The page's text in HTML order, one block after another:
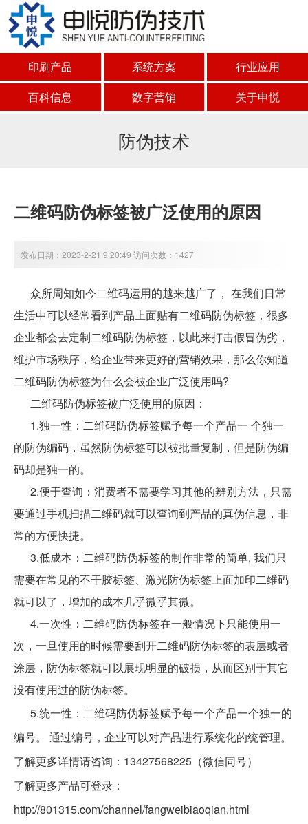
印刷产品 系统方案
行业应用
百科信息
数字营销 关于申悦
防伪技术
二维码防伪标签被广泛使用的原因
发布日期：2023-2-21 9:20:49 访问次数：1427
众所周知如今二维码运用的越来越广了， 在我们日常
生活中可以经常看到产品上面贴有二维码防伪标签，很多
企业都会去定制二维码防伪标签，以此来打击假冒伪劣，
维护市场秩序，给企业带来更好的营销效果，那么你知道
二维码防伪标签为什么会被企业广泛使用吗?
二维码防伪标签被广泛使用的原因：
1.独一性：二维码防伪标签赋予每一个产品一 个独一
的防伪编码，虽然防伪标签可以被批量复制，但是防伪编
码却是独一的。
2.便于查询：消费者不需要学习其他的辨别方法，只需
要通过手机扫描二维码就可以查询到产品的真伪信息，非
常的方便快捷。
3.低成本：二维码防伪标签的制作非常的简单, 我们只
需要在常见的不干胶标签、激光防伪标签上面加印二维码
就可以了，增加的成本几乎微乎其微。
4.一次性：二维码防伪标签在一般情况下只能使用一
次，一旦使用的时候需要刮开二维码防伪标签的表层或者
涂层，防伪标签就可以展现明显的破损，从而区别于其它
没有使用过的防伪标签。
5.统一性：二维码防伪标签赋予每一个产品一个独一的
编号。 通过编号，企业可以对产品进行系统化的统管理。
了解更多详情请咨询：13427568225（微信同号）
了解更多产品可登录：
http://801315.com/channel/fangweibiaoqian.html